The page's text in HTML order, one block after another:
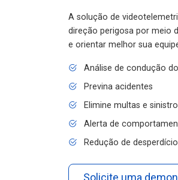
A solução de
direção perigosa por meio
e orientar melhor sua equipe.
Análise de condução
Previna acidentes
Elimine multas e
Alerta de
Redução de
Solicite uma